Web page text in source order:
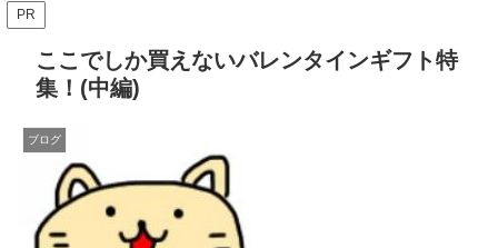
PR
ここでしか買えないバレンタインギフト特
集！(中編)
ブログ